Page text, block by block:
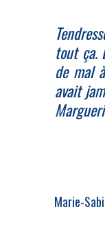
tout ça.
de mal
avait
Marie-